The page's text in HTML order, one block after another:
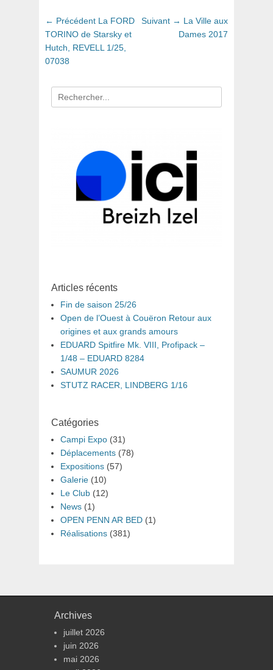
Navigation
de
l’article
← Précédent Article
précédent
La FORD
TORINO de Starsky et
Hutch, REVELL 1/25,
07038
Suivant → Article
suivant
La Ville aux
Dames 2017
Recherche
pour
Articles récents
Fin de saison 25/26
Open de l’Ouest à Couëron Retour aux
origines et aux grands amours
EDUARD Spitfire Mk. VIII, Profipack –
1/48 – EDUARD 8284
SAUMUR 2026
STUTZ RACER, LINDBERG 1/16
Catégories
Campi Expo (31)
Déplacements (78)
Expositions (57)
Galerie (10)
Le Club (12)
News (1)
OPEN PENN AR BED (1)
Réalisations (381)
Archives
juillet 2026
juin 2026
mai 2026